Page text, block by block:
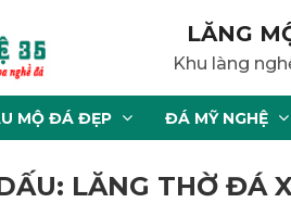
LĂNG
Khu làng
MỘ ĐÁ ĐẸP ĐÁ MỸ NGHỆ
LĂNG THỜ ĐÁ